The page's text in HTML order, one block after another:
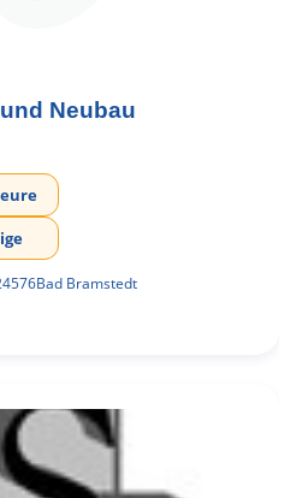
Neubau
Bad Bramstedt